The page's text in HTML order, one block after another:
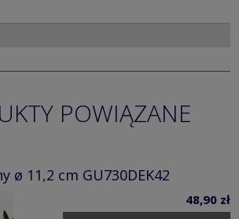
POWIĄZANE
ø 11,2 cm GU730DEK42
48,90 zł